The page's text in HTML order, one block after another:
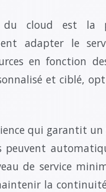
du cloud est la
adapter le
en fonction
et ciblé,
qui garantit
peuvent
de service
la